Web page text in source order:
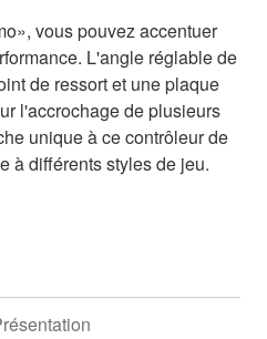
vous pouvez accentuer
L'angle réglable de
de ressort et une plaque
l'accrochage de plusieurs
unique à ce contrôleur de
à différents styles de jeu.